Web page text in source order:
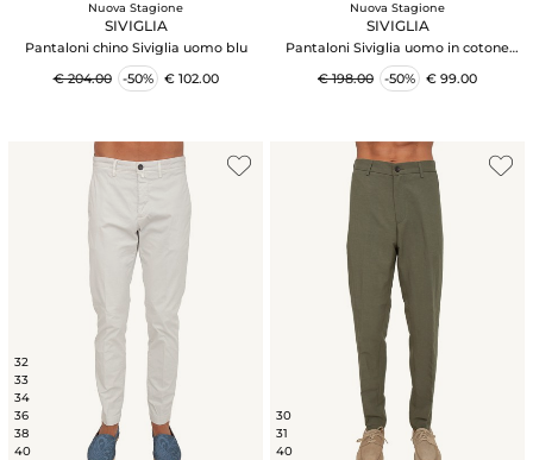
Nuova Stagione
SIVIGLIA
Pantaloni chino Siviglia uomo blu
€ 204.00
-50% € 102.00
Nuova Stagione
SIVIGLIA
Pantaloni Siviglia uomo in cotone
verde
€ 198.00
-50% € 99.00
32
33
34
36
38
40
30
31
40